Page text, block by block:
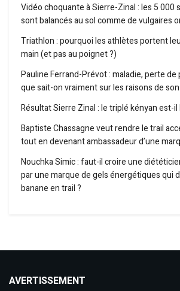
Vidéo choquante à Sierre-Zinal : les 5 000
sont balancés au sol comme de vulgaires
Triathlon : pourquoi les athlètes portent
main (et pas au poignet ?)
Pauline Ferrand-Prévot : maladie, perte de
que sait-on vraiment sur les raisons de
Résultat Sierre Zinal : le triplé kényan est-il
Baptiste Chassagne veut rendre le trail
tout en devenant ambassadeur d’une
Nouchka Simic : faut-il croire une
par une marque de gels énergétiques qui
banane en trail ?
AVERTISSEMENT